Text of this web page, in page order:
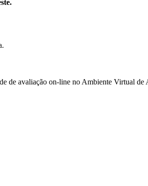
de avaliação on-line no Ambiente Virtual de